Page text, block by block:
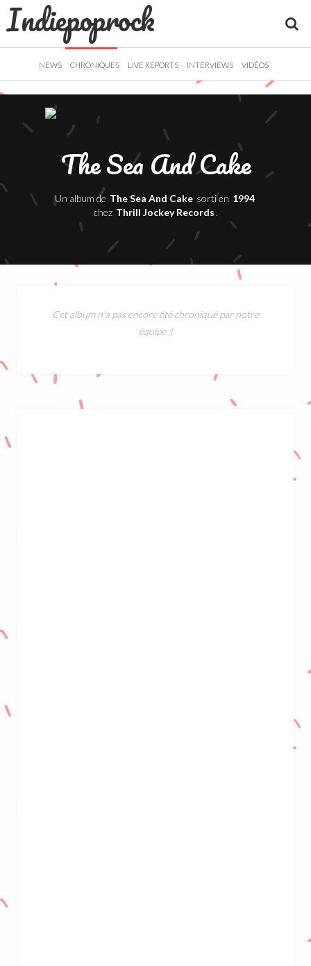
Indiepoprock
NEWS CHRONIQUES LIVE REPORTS INTERVIEWS VIDÉOS
The Sea And Cake
Un album de The Sea And Cake sorti en 1994
chez Thrill Jockey Records .
Cet album n'a pas encore été chroniqué par notre
équipe :(